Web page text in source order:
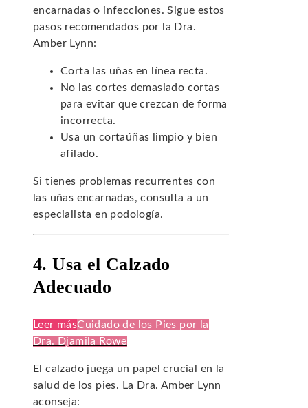
encarnadas o infecciones. Sigue estos
pasos recomendados por la Dra.
Amber Lynn:
Corta las uñas en línea recta.
No las cortes demasiado cortas
para evitar que crezcan de forma
incorrecta.
Usa un cortaúñas limpio y bien
afilado.
Si tienes problemas recurrentes con
las uñas encarnadas, consulta a un
especialista en podología.
4. Usa el Calzado
Adecuado
Leer másCuidado de los Pies por la
Dra. Djamila Rowe
El calzado juega un papel crucial en la
salud de los pies. La Dra. Amber Lynn
aconseja: